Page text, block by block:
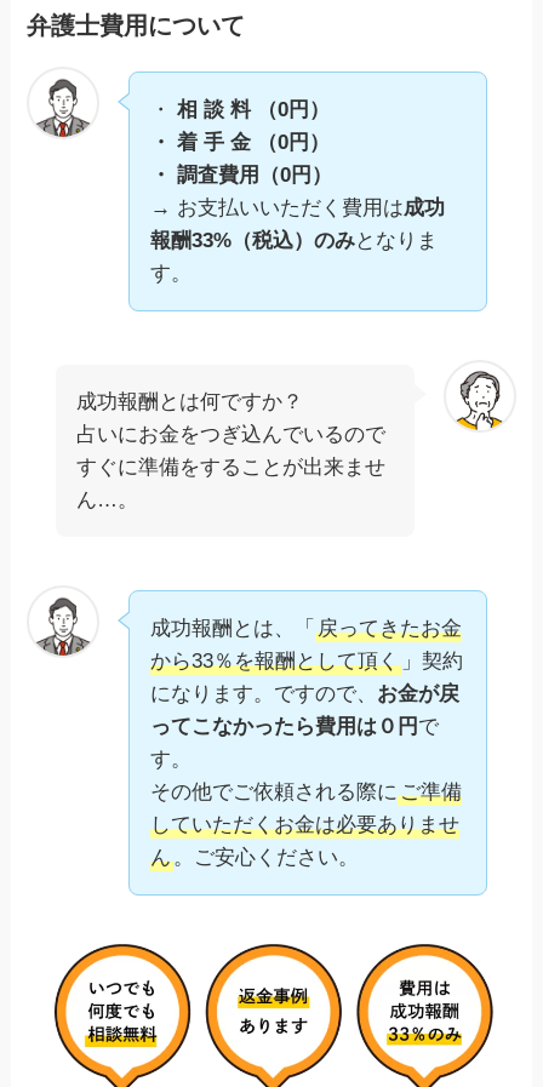
弁護士費用について
・
相 談 料 （0円）
・ 着 手 金 （0円）
・ 調査費用（0円）
→ お支払いいただく費用は成功
報酬33%（税込）のみとなりま
す。
成功報酬とは何ですか？
占いにお金をつぎ込んでいるので
すぐに準備をすることが出来ませ
ん…。
成功報酬とは、「戻ってきたお金
から33％を報酬として頂く 」契約
になります。ですので、 お金が戻
ってこなかったら費用は０円 で
す。
その他でご依頼される際にご準備
していただくお金は必要ありませ
ん。ご安心ください。